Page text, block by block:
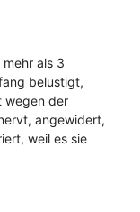
als 3
belustigt,
wegen der
angewidert,
weil es sie